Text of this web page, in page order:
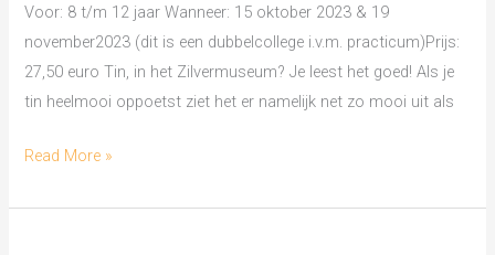
Voor: 8 t/m 12 jaar Wanneer: 15 oktober 2023 & 19
november2023 (dit is een dubbelcollege i.v.m. practicum)Prijs:
27,50 euro Tin, in het Zilvermuseum? Je leest het goed! Als je
tin heelmooi oppoetst ziet het er namelijk net zo mooi uit als
Read More »